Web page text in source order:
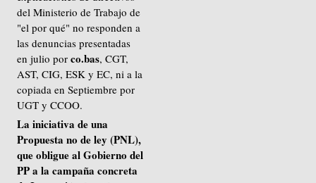
del Ministerio de Trabajo de
"el por qué" no responden a
las denuncias presentadas
en julio porco.bas, CGT,
AST, CIG, ESK y EC, ni a la
copiada en Septiembre por
UGT y CCOO.
La iniciativa de una
Propuesta no de ley (PNL),
que obligue al Gobierno del
PP a la campaña concreta